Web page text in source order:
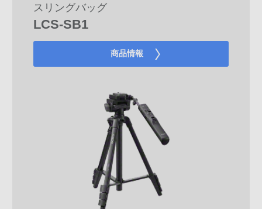
スリングバッグ
LCS-SB1
商品情報